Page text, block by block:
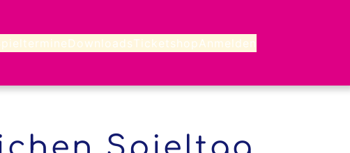
Downloads TicketshopAnmelden